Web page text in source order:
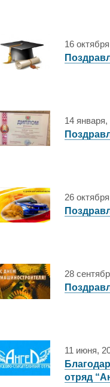
16
14 января,
26
28
11 июня,
отряд